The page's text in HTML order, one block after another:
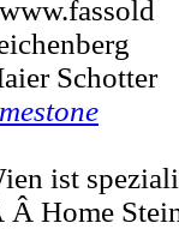
Schotter
ist
Â Home